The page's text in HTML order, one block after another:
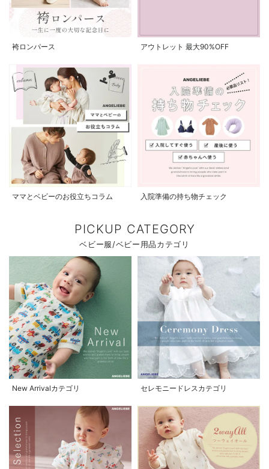
袴ロンパース アウトレット 最大90%OFF
ママとベビーのお役立ちコラム 入院準備の持ち物チェック
PICKUP CATEGORY
ベビー服/ベビー用品カテゴリ
New Arrivalカテゴリ セレモニードレスカテゴリ